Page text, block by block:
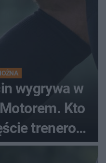
wygrywa w
Kto
trenerowi